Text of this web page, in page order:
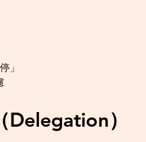
」
）